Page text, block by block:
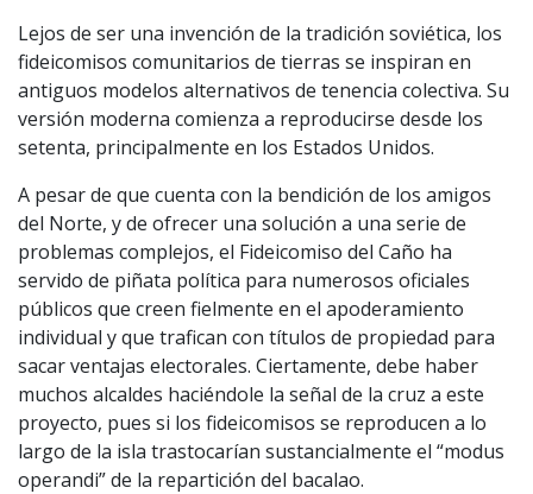
Lejos de ser una invención de la tradición soviética, los
fideicomisos comunitarios de tierras se inspiran en
antiguos modelos alternativos de tenencia colectiva. Su
versión moderna comienza a reproducirse desde los
setenta, principalmente en los Estados Unidos.
A pesar de que cuenta con la bendición de los amigos
del Norte, y de ofrecer una solución a una serie de
problemas complejos, el Fideicomiso del Caño ha
servido de piñata política para numerosos oficiales
públicos que creen fielmente en el apoderamiento
individual y que trafican con títulos de propiedad para
sacar ventajas electorales. Ciertamente, debe haber
muchos alcaldes haciéndole la señal de la cruz a este
proyecto, pues si los fideicomisos se reproducen a lo
largo de la isla trastocarían sustancialmente el “modus
operandi” de la repartición del bacalao.